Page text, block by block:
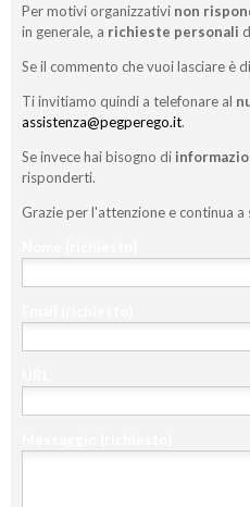
Per motivi organizzativi non
in generale, a richieste personali
Se il commento che vuoi lasciare è
Ti invitiamo quindi a telefonare al
assistenza@pegperego.it.
Se invece hai bisogno di
risponderti.
Grazie per l'attenzione e continua a